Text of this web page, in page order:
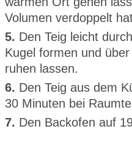
Volumen verdoppelt
5. Den Teig leicht
Kugel formen und
ruhen lassen.
6. Den Teig aus dem
30 Minuten bei
7. Den Backofen auf